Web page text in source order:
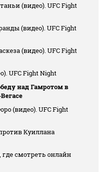
(видео). UFC Fight
(видео). UFC Fight
(видео). UFC Fight
UFC Fight Night
над Гамротом в
(видео). UFC Fight
Куиллана
где смотреть онлайн